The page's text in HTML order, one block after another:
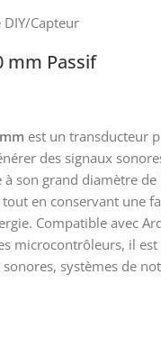
/Capteur
mm Passif
est un transducteur
des signaux
à son grand diamètre
en conservant une
Compatible avec
microcontrôleurs, il
systèmes de